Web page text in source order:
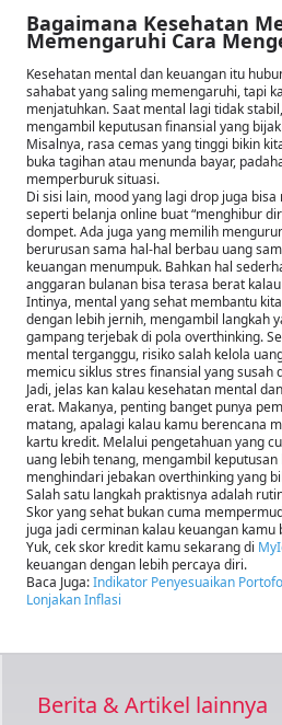
Bagaimana Kesehatan
Memengaruhi Cara
Kesehatan mental dan keuangan itu
sahabat yang saling memengaruhi, tapi
menjatuhkan. Saat mental lagi tidak
mengambil keputusan finansial yang
Misalnya, rasa cemas yang tinggi bikin
buka tagihan atau menunda bayar,
memperburuk situasi.
Di sisi lain, mood yang lagi drop juga
seperti belanja online buat “menghibur
dompet. Ada juga yang memilih
berurusan sama hal-hal berbau uang
keuangan menumpuk. Bahkan hal
anggaran bulanan bisa terasa berat
Intinya, mental yang sehat membantu
dengan lebih jernih, mengambil langkah
gampang terjebak di pola overthinking.
mental terganggu, risiko salah kelola
memicu siklus stres finansial yang susah
Jadi, jelas kan kalau kesehatan mental
erat. Makanya, penting banget punya
matang, apalagi kalau kamu berencana
kartu kredit. Melalui pengetahuan yang
uang lebih tenang, mengambil
menghindari jebakan overthinking yang
Salah satu langkah praktisnya adalah
Skor yang sehat bukan cuma
juga jadi cerminan kalau keuangan
Yuk, cek skor kredit kamu sekarang di
keuangan dengan lebih percaya diri.
Baca Juga:Indikator Penyesuaikan
Lonjakan Inflasi
Berita & Artikel lainnya